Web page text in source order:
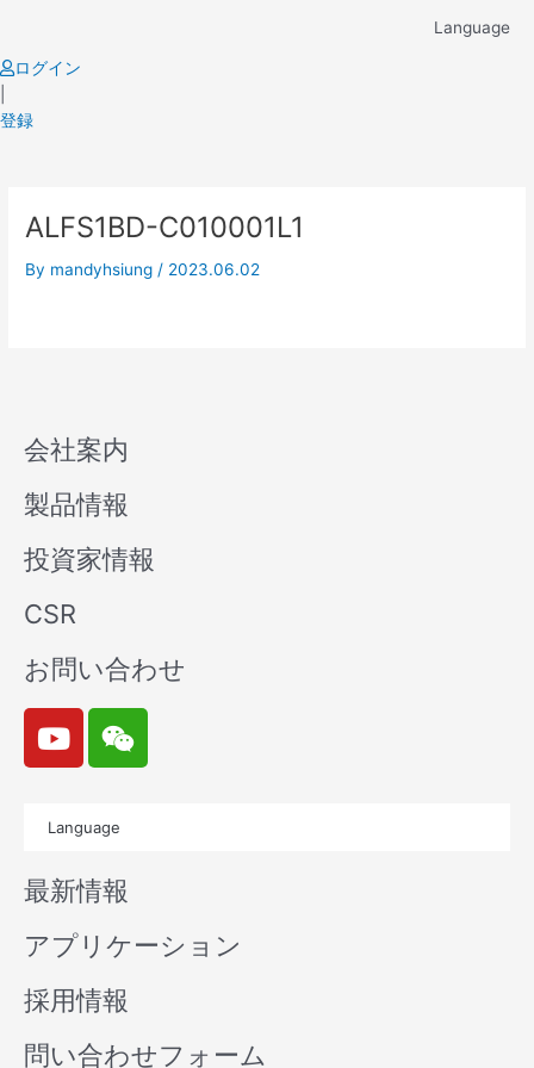
content
Language
ログイン
登録
ALFS1BD-C010001L1
By mandyhsiung / 2023.06.02
会社案内
製品情報
投資家情報
CSR
お問い合わせ
Y
o
u
b
e
W
e
i
n
Language
最新情報
アプリケーション
採用情報
問い合わせフォーム